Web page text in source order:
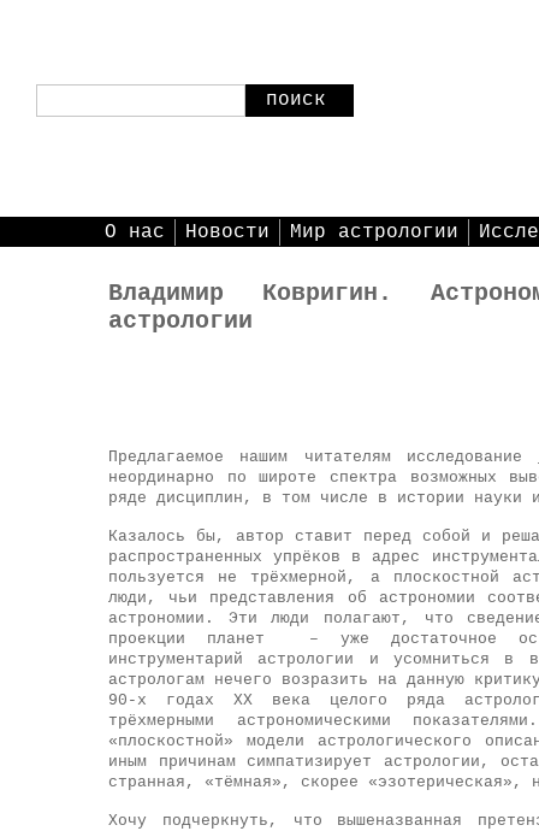
поиск
О нас Новости Мир астрологии
Владимир Ковригин.
астрологии
Предлагаемое нашим читателям исследование
неординарно по широте спектра возможных
ряде дисциплин, в том числе в истории
Казалось бы, автор ставит перед собой и
распространенных упрёков в адрес
пользуется не трёхмерной, а плоскостной
люди, чьи представления об астрономии
астрономии. Эти люди полагают, что
проекции планет – уже достаточное
инструментарий астрологии и усомниться
астрологам нечего возразить на данную
90-х годах ХХ века целого ряда
трёхмерными астрономическими
«плоскостной» модели астрологического
иным причинам симпатизирует астрологии,
странная, «тёмная», скорее «эзотерическая»,
Хочу подчеркнуть, что вышеназванная